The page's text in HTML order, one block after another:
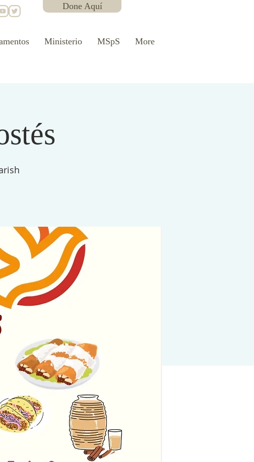
Done Aquí
Ministerio MSpS More